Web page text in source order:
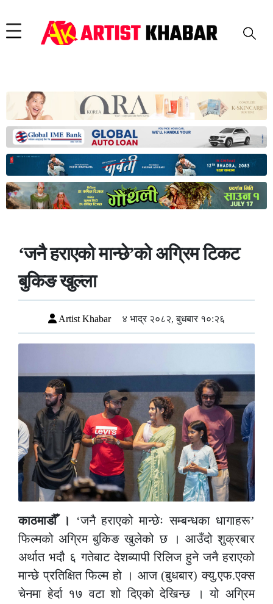
‘जनै हराएको मान्छे’को अग्रिम टिकट
बुकिङ खुल्ला
Artist Khabar ४ भाद्र २०८२, बुधबार १०:२६
काठमाडौँ ।
‘जनै हराएको मान्छेः सम्बन्धका धागाहरू’
फिल्मको अग्रिम बुकिङ खुलेको छ । आउँदो शुक्रबार
अर्थात भदौ ६ गतेबाट देशब्यापी रिलिज हुने जनै हराएको
मान्छे प्रतिक्षित फिल्म हो । आज (बुधबार) क्यु.एफ.एक्स
चेनमा हेर्दा १७ वटा शो दिएको देखिन्छ । यो अग्रिम